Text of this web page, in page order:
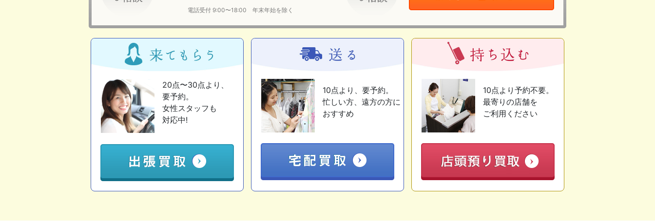
電話受付 9:00〜18:00 年末年始を除く
20点〜30点より、
要予約。
女性スタッフも
対応中!
10点より、要予約。
忙しい方、遠方の方に
おすすめ
10点より予約不要。
最寄りの店舗を
ご利用ください